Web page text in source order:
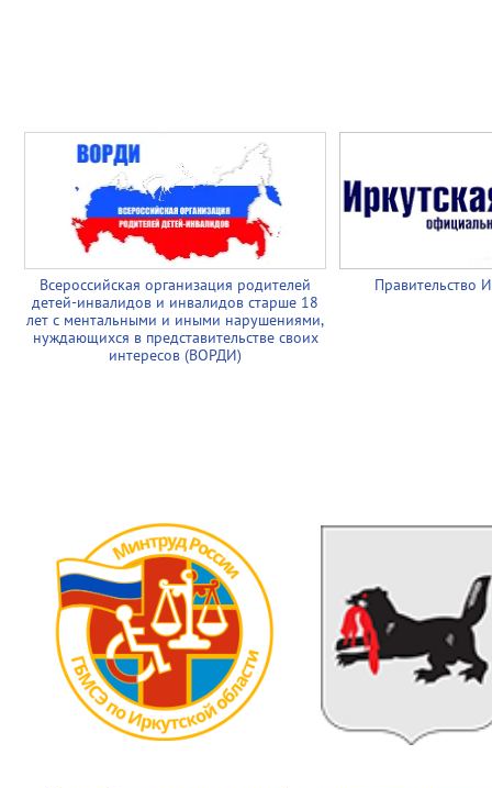
Всероссийская организация родителей
детей-инвалидов и инвалидов старше 18
лет с ментальными и иными нарушениями,
нуждающихся в представительстве своих
интересов (ВОРДИ)
Правительство